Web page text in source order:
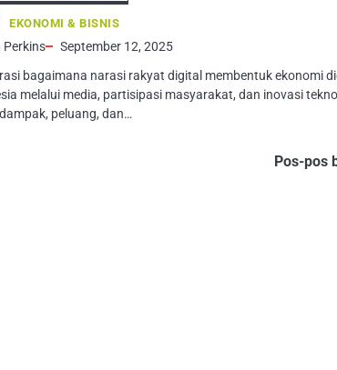
EKONOMI & BISNIS
Perkins
September 12, 2025
bagaimana narasi rakyat digital membentuk ekonomi
melalui media, partisipasi masyarakat, dan inovasi
peluang, dan…
Pos-pos